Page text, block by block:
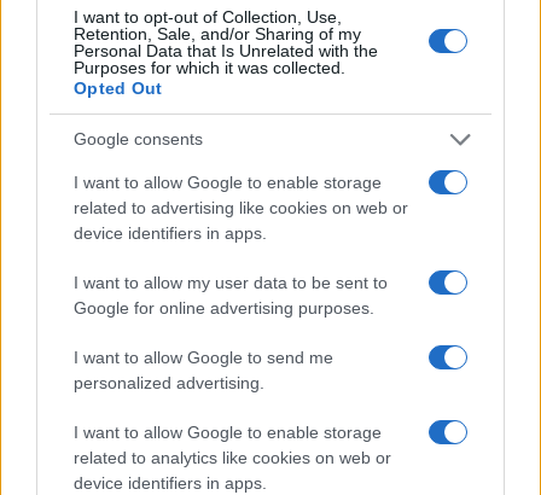
I want to opt-out of Collection, Use,
Retention, Sale, and/or Sharing of my
Personal Data that Is Unrelated with the
Purposes for which it was collected.
Opted Out
Google consents
I want to allow Google to enable storage
related to advertising like cookies on web or
device identifiers in apps.
I want to allow my user data to be sent to
Google for online advertising purposes.
I want to allow Google to send me
personalized advertising.
I want to allow Google to enable storage
related to analytics like cookies on web or
device identifiers in apps.
esclusivamente per cooptazioni successive, banali
banditi seriali, tipo le felpe californiane e ottimati
cosmopoliti costruiti con lo stampino.
A questo puntonoi establishment
avremo il
coraggio di fare la mossa definitiva? Cosa ci ha
chiesto il nostro butlerRenzise non autorizzare la
nascita del Partito della Nazione, Segretario
Matteo Renzi, PresidenteAntonio Tajani
Berlusconi ormai è una reliquia, un giorno forse
lacrimerà)? Ha ragione lui, dobbiamo puntare su
un rassemblement di tipo francese, dove
confluiranno tutti i cosiddetti moderati di sinistra
e di destra. Con un unico asset, l’endorsement
dell’establishment nostrano e di quello europeo.